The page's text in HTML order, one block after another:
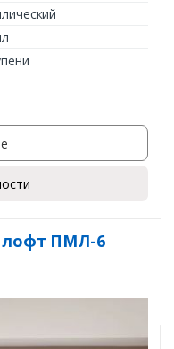
лофт ПМЛ-6